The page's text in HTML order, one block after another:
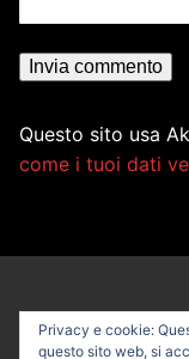
Questo sito usa
come i tuoi dati
Privacy e cookie:
questo sito web, si